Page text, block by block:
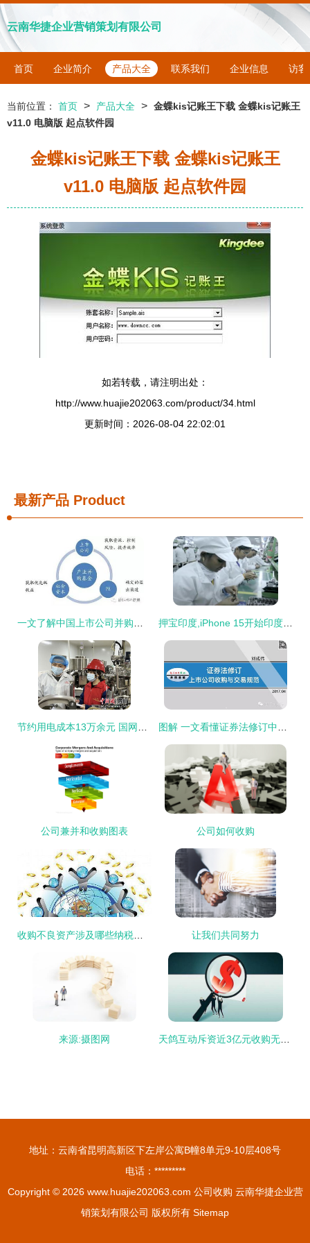
云南华捷企业营销策划有限公司
首页 企业简介 产品大全 联系我们 企业信息 访客
当前位置： 首页 > 产品大全 > 金蝶kis记账王下载 金蝶kis记账王
v11.0 电脑版 起点软件园
金蝶kis记账王下载 金蝶kis记账王
v11.0 电脑版 起点软件园
如若转载，请注明出处：
http://www.huajie202063.com/product/34.html
更新时间：2026-08-04 22:02:01
最新产品 Product
公司兼并和收购图表 公司如何收购
让我们共同努力
来源:摄图网
地址：云南省昆明高新区下左岸公寓B幢8单元9-10层408号
电话：*********
Copyright © 2026 www.huajie202063.com 公司收购 云南华捷企业营
销策划有限公司 版权所有 Sitemap